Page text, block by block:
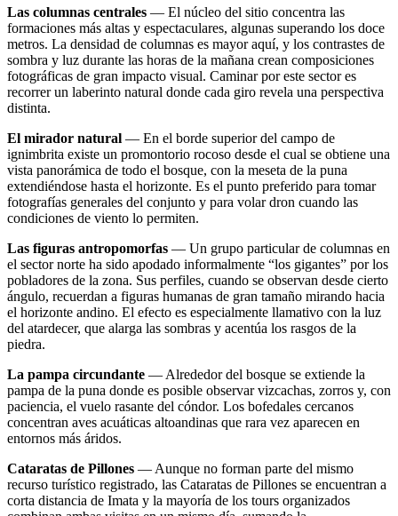
Las columnas centrales — El núcleo del sitio concentra las
formaciones más altas y espectaculares, algunas superando los doce
metros. La densidad de columnas es mayor aquí, y los contrastes de
sombra y luz durante las horas de la mañana crean composiciones
fotográficas de gran impacto visual. Caminar por este sector es
recorrer un laberinto natural donde cada giro revela una perspectiva
distinta.
El mirador natural — En el borde superior del campo de
ignimbrita existe un promontorio rocoso desde el cual se obtiene una
vista panorámica de todo el bosque, con la meseta de la puna
extendiéndose hasta el horizonte. Es el punto preferido para tomar
fotografías generales del conjunto y para volar dron cuando las
condiciones de viento lo permiten.
Las figuras antropomorfas — Un grupo particular de columnas en
el sector norte ha sido apodado informalmente “los gigantes” por los
pobladores de la zona. Sus perfiles, cuando se observan desde cierto
ángulo, recuerdan a figuras humanas de gran tamaño mirando hacia
el horizonte andino. El efecto es especialmente llamativo con la luz
del atardecer, que alarga las sombras y acentúa los rasgos de la
piedra.
La pampa circundante — Alrededor del bosque se extiende la
pampa de la puna donde es posible observar vizcachas, zorros y, con
paciencia, el vuelo rasante del cóndor. Los bofedales cercanos
concentran aves acuáticas altoandinas que rara vez aparecen en
entornos más áridos.
Cataratas de Pillones — Aunque no forman parte del mismo
recurso turístico registrado, las Cataratas de Pillones se encuentran a
corta distancia de Imata y la mayoría de los tours organizados